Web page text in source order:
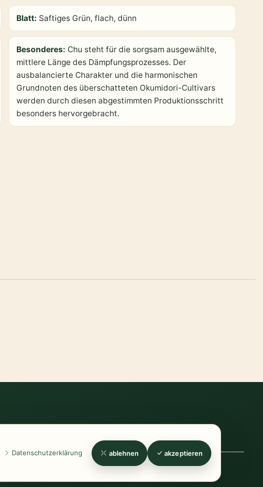
Datenschutzerklärung ablehnen akzeptieren
Blatt: Saftiges Grün, flach, dünn
Besonderes: Chu steht für die sorgsam ausgewählte,
mittlere Länge des Dämpfungsprozesses. Der
ausbalancierte Charakter und die harmonischen
Grundnoten des überschatteten Okumidori-Cultivars
werden durch diesen abgestimmten Produktionsschritt
besonders hervorgebracht.
Widerrufsformular-Zahlung